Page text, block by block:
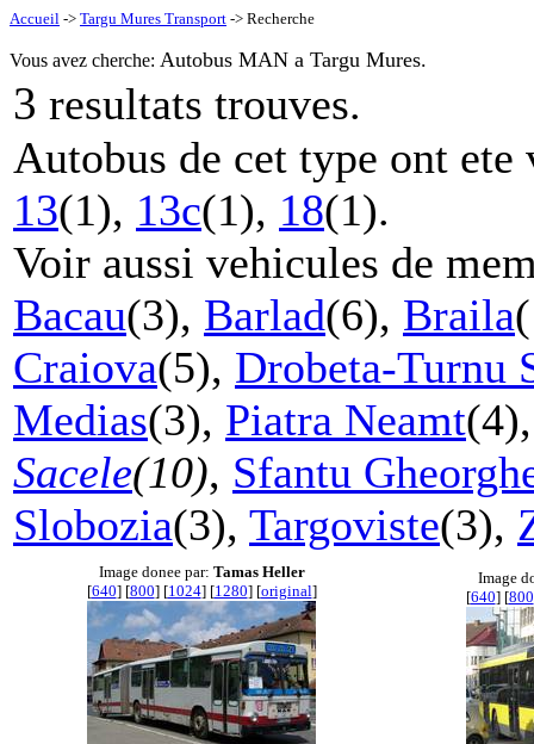
Accueil -> Targu Mures Transport -> Recherche
Vous avez cherche: Autobus MAN a Targu Mures.
3 resultats trouves.
Autobus de cet type ont
13(1), 13c(1), 18(1).
Voir aussi vehicules de
Bacau(3), Barlad(6), Braila
Craiova(5), Drobeta-Turnu
Medias(3), Piatra Neamt
Sacele(10), Sfantu
Slobozia(3), Targoviste(3),
Image donee par: Tamas Heller
[640] [800] [1024] [1280] [original]
Image
[640] [800